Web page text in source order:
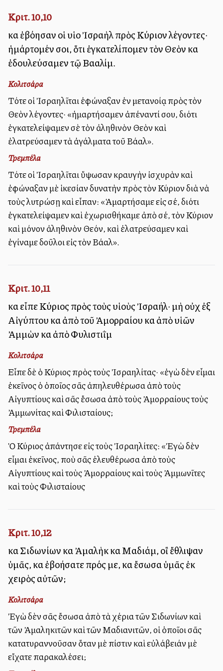
Κριτ. 10,10
καὶ ἐβόησαν οἱ υἱοὶ Ἰσραὴλ πρὸς Κύριον λέγοντες·
ἡμάρτομέν σοι, ὅτι ἐγκατελίπομεν τὸν Θεὸν καὶ
ἐδουλεύσαμεν τῷ Βααλίμ.
Κολιτσάρα
Τότε οἱ Ἰσραηλῖται ἐφώναξαν ἐν μετανοίᾳ πρὸς τὸν
Θεὸν λέγοντες· «ἡμαρτήσαμεν ἀπέναντί σου, διότι
ἐγκατελείψαμεν σὲ τὸν ἀληθινὸν Θεὸν καὶ
ἐλατρεύσαμεν τὰ ἀγάλματα τοῦ Βάαλ».
Τρεμπέλα
Τότε οἱ Ἰσραηλῖται ὕψωσαν κραυγὴν ἰσχυρὰν καὶ
ἐφώναξαν μὲ ἱκεσίαν δυνατὴν πρὸς τὸν Κύριον διὰ νὰ
τοὺς λυτρώσῃ καὶ εἶπαν: «Ἁμαρτήσαμε εἰς σέ, διότι
ἐγκατελείψαμεν καὶ ἐχωρισθήκαμε ἀπὸ σέ, τὸν Κύριον
καὶ μόνον ἀληθινὸν Θεόν, καὶ ἐλατρεύσαμεν καὶ
ἐγίναμε δοῦλοι εἰς τὸν Βάαλ».
Κριτ. 10,11
καὶ εἶπε Κύριος πρὸς τοὺς υἱοὺς Ἰσραήλ· μὴ οὐχὶ ἐξ
Αἰγύπτου καὶ ἀπὸ τοῦ Ἀμορραίου καὶ ἀπὸ υἱῶν
Ἀμμὼν καὶ ἀπὸ Φυλιστιῒμ
Κολιτσάρα
Εἶπε δὲ ὁ Κύριος πρὸς τοὺς Ἰσραηλίτας· «ἐγὼ δὲν εἶμαι
ἐκεῖνος ὁ ὁποῖος σᾶς ἀπηλευθέρωσα ἀπὸ τοὺς
Αἰγυπτίους καὶ σᾶς ἔσωσα ἀπὸ τοὺς Ἀμορραίους τοὺς
Ἀμμωνίτας καὶ Φιλισταίους;
Τρεμπέλα
Ὁ Κύριος ἀπάντησε εἰς τοὺς Ἰσραηλίτες: «Ἐγὼ δὲν
εἶμαι ἐκεῖνος, ποὺ σᾶς ἐλευθέρωσα ἀπὸ τοὺς
Αἰγυπτίους καὶ τοὺς Ἀμορραίους καὶ τοὺς Ἀμμωνῖτες
καὶ τοὺς Φιλισταίους
Κριτ. 10,12
καὶ Σιδωνίων καὶ Ἀμαλὴκ καὶ Μαδιάμ, οἳ ἔθλιψαν
ὑμᾶς, καὶ ἐβοήσατε πρός με, καὶ ἔσωσα ὑμᾶς ἐκ
χειρὸς αὐτῶν;
Κολιτσάρα
Ἐγὼ δὲν σᾶς ἔσωσα ἀπὸ τὰ χέρια τῶν Σιδωνίων καὶ
τῶν Ἀμαληκιτῶν καὶ τῶν Μαδιανιτῶν, οἱ ὁποῖοι σᾶς
κατατυραννοῦσαν ὅταν μὲ πίστιν καὶ εὐλάβειάν μὲ
εἴχατε παρακαλέσει;